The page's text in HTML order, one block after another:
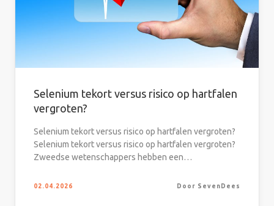
Selenium tekort versus risico op hartfalen
vergroten?
Selenium tekort versus risico op hartfalen vergroten?
Selenium tekort versus risico op hartfalen vergroten?
Zweedse wetenschappers hebben een…
02.04.2026 Door SevenDees